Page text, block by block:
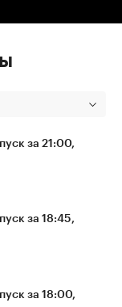
за 21:00,
за 18:45,
за 18:00,